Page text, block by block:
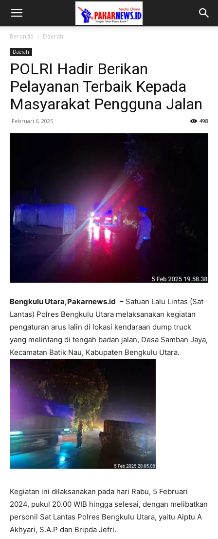
Beranda Daerah
Daerah
POLRI Hadir Berikan
Pelayanan Terbaik Kepada
Masyarakat Pengguna Jalan
Februari 6, 2025 498
Bengkulu Utara,Pakarnews.id – Satuan Lalu Lintas (Sat
Lantas) Polres Bengkulu Utara melaksanakan kegiatan
pengaturan arus lalin di lokasi kendaraan dump truck
yang melintang di tengah badan jalan, Desa Samban Jaya,
Kecamatan Batik Nau, Kabupaten Bengkulu Utara.
Kegiatan ini dilaksanakan pada hari Rabu, 5 Februari
2024, pukul 20.00 WIB hingga selesai, dengan melibatkan
personil Sat Lantas Polres Bengkulu Utara, yaitu Aiptu A
Akhyari, S.A.P dan Bripda Jefri.